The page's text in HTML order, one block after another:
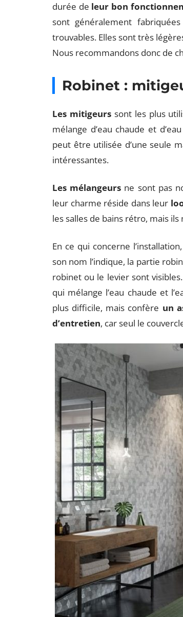
durée de leur bon
sont généralement
trouvables. Elles sont très
Nous recommandons donc de
Robinet :
Les mitigeurssont les plus
mélange d’eau chaude et
peut être utilisée d’une seule
intéressantes.
Les mélangeurs ne sont pas
leur charme réside dans leur
les salles de bains rétro, mais
En ce qui concerne l’installation,
son nom l’indique, la partie
robinet ou le levier sont
qui mélange l’eau chaude et
plus difficile, mais confère un
d’entretien, car seul le